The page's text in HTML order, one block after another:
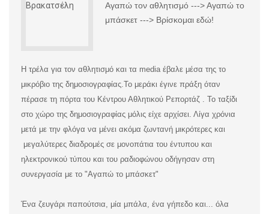
Αγαπώ τον αθλητισμό ---> Αγαπώ το
μπάσκετ ---> Βρίσκομαι εδώ!
Η τρέλα για τον αθλητισμό και τα media έβαλε μέσα της το
μικρόβιο της δημοσιογραφίας.Το μεράκι έγινε πράξη όταν
πέρασε τη πόρτα του Κέντρου Αθλητικού Ρεπορτάζ . Το ταξίδι
στο χώρο της δημοσιογραφίας μόλις είχε αρχίσει. Λίγα χρόνια
μετά με την φλόγα να μένει ακόμα ζωντανή μικρότερες και
μεγαλύτερες διαδρομές σε μονοπάτια του έντυπου και
ηλεκτρονικού τύπου και του ραδιοφώνου οδήγησαν στη
συνεργασία με το "Αγαπώ το μπάσκετ"
Ένα ζευγάρι παπούτσια, μία μπάλα, ένα γήπεδο και... όλα